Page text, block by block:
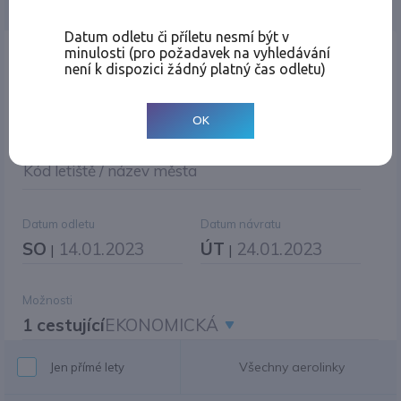
Místo odletu
Kód letiště / název města
Datum odletu
SO | 14.01.2023
Datum návratu
ÚT | 24.01.2023
Možnosti
1 cestujícíEKONOMICKÁ
Jen přímé lety Všechny aerolinky
Datum odletu či příletu nesmí být v
minulosti (pro požadavek na vyhledávání
není k dispozici žádný platný čas odletu)
OK